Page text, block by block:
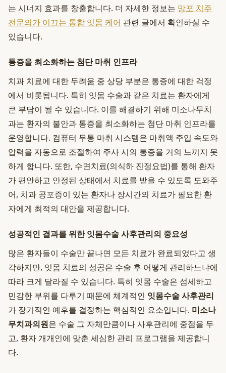
는 시너지 효과를 창출합니다. 더 자세한 정보는 망포 치주
전문의가 이끄는 통합 잇몸 케어 관련 글에서 확인하실 수
있습니다.
통증을 최소화하는 첨단 마취 인프라
치과 치료에 대한 두려움 중 상당 부분은 통증에 대한 걱정
에서 비롯됩니다. 특히 잇몸 수술과 같은 치료는 환자에게
큰 부담이 될 수 있습니다. 이를 해결하기 위해 미소나무치
과는 환자의 불안과 통증을 최소화하는 첨단 마취 인프라를
운영합니다. 컴퓨터 무통 마취 시스템은 마취액 주입 속도와
압력을 자동으로 조절하여 주사 시의 통증을 거의 느끼지 못
하게 합니다. 또한, 수면치료(의식하 진정요법)를 통해 환자
가 편안하고 안정된 상태에서 치료를 받을 수 있도록 도와주
어, 치과 공포증이 있는 환자나 장시간의 치료가 필요한 환
자에게 최적의 대안을 제공합니다.
성공적인 결과를 위한 잇몸수술 사후관리의 중요성
많은 환자들이 수술만 끝나면 모든 치료가 완료되었다고 생
각하지만, 잇몸 치료의 성공은 수술 후 어떻게 관리하느냐에
따라 크게 달라질 수 있습니다. 특히 잇몸 수술은 섬세하고
민감한 부위를 다루기 때문에 체계적인 잇몸수술 사후관리
가 장기적인 예후를 결정하는 핵심적인 요소입니다. 미소나
무치과의원은 수술 그 자체만큼이나 사후관리에 중점을 두
고, 환자 개개인에 맞춘 세심한 관리 프로그램을 제공합니
다.